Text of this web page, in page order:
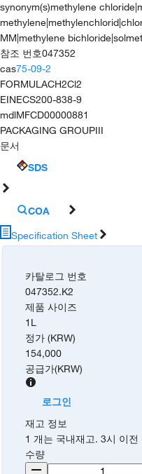
synonym(s)methylene
MM|methylene
참조 번호047352
cas75-09-2
FORMULACH2Cl2
EINECS200-838-9
mdlMFCD00000881
PACKAGING GROUPIII
문서
SDS
COA
Specification Sheet
카탈로그 번호
047352.K2
제품 사이즈
1L
정가 (KRW)
154,000
공급가(KRW)
로그인
재고 정보
1 개는 국내재고. 3시 이전
수량